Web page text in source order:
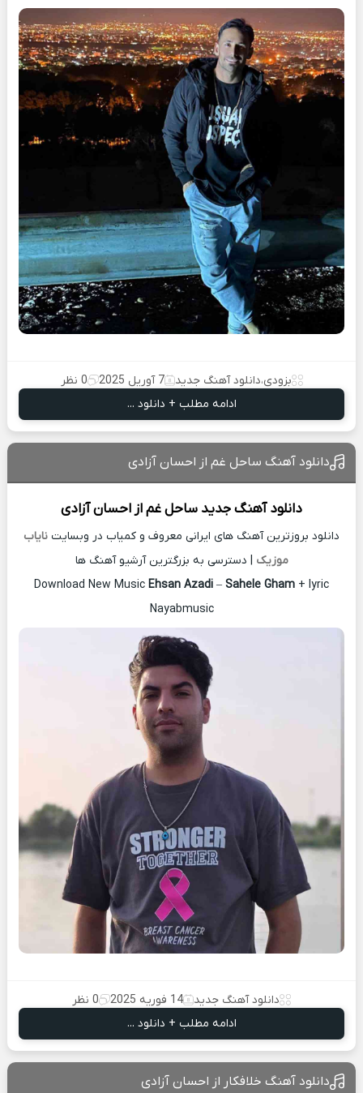
بزودی،دانلود آهنگ جدید 7 آوریل 2025
0 نظر
ادامه مطلب + دانلود ...
دانلود آهنگ ساحل غم از احسان آزادی
دانلود آهنگ جدید ساحل غم ازاحسان آزادی
دانلود بروزترین آهنگ های ایرانی معروف و کمیاب در وبسایت نایاب
موزیک | دسترسی به بزرگترین آرشیو آهنگ ها
Download New Music Ehsan Azadi – Sahele Gham + lyric
Nayabmusic
دانلود آهنگ جدید 14 فوریه 2025
0 نظر
ادامه مطلب + دانلود ...
دانلود آهنگ خلافکار از احسان آزادی